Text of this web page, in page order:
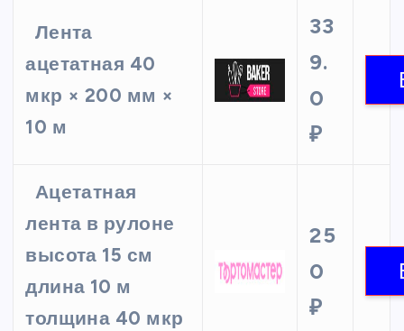
Лента
ацетатная 40
мкр × 200 мм ×
10 м
33
9.
0
₽
Ацетатная
лента в рулоне
высота 15 см
длина 10 м
толщина 40 мкр
25
0
₽